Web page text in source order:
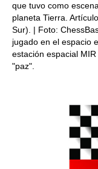
que tuvo como
planeta Tierra.
Sur). | Foto:
jugado en el espacio
estación espacial
"paz".